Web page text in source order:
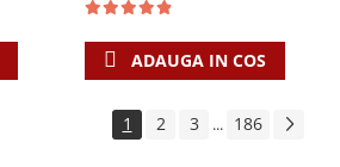
ADAUGA IN COS
1 2 3 ... 186